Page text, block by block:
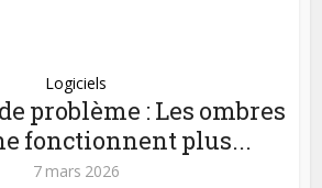
Logiciels
problème : Les ombres
fonctionnent plus...
7 mars 2026